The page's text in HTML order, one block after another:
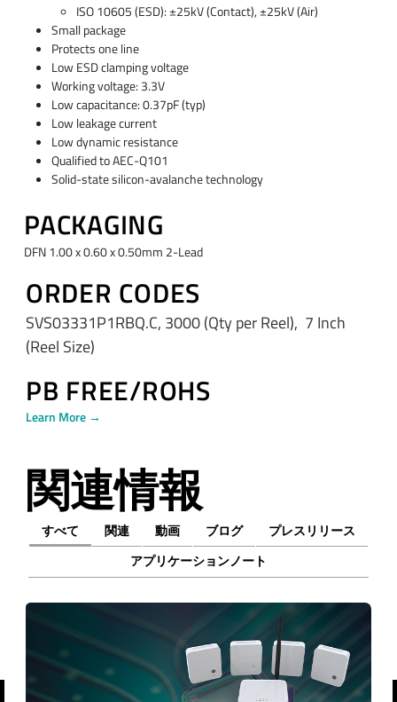
ISO 10605 (ESD): ±25kV (Contact), ±25kV (Air)
Small package
Protects one line
Low ESD clamping voltage
Working voltage: 3.3V
Low capacitance: 0.37pF (typ)
Low leakage current
Low dynamic resistance
Qualified to AEC-Q101
Solid-state silicon-avalanche technology
PACKAGING
DFN 1.00 x 0.60 x 0.50mm 2-Lead
ORDER CODES
SVS03331P1RBQ.C, 3000 (Qty per Reel), 7 Inch
(Reel Size)
PB FREE/ROHS
Learn More →
関連情報
すべて 関連 動画 ブログ
プレスリリース
アプリケーションノート